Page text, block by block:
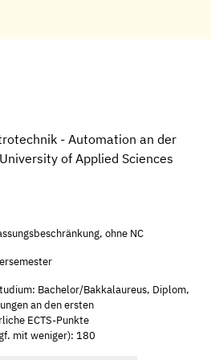
- Automation an der
of Applied Sciences
ohne NC
Bachelor/Bakkalaureus, Diplom,
an den ersten
ECTS-Punkte
mit weniger): 180